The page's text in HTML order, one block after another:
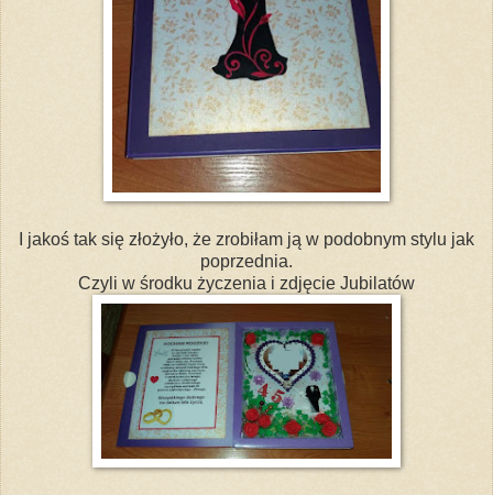
I jakoś tak się złożyło, że zrobiłam ją w podobnym stylu jak
poprzednia.
Czyli w środku życzenia i zdjęcie Jubilatów